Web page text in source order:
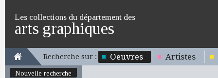
Les collections du département des
arts graphiques
Recherche sur : Oeuvres Artistes
Nouvelle recherche